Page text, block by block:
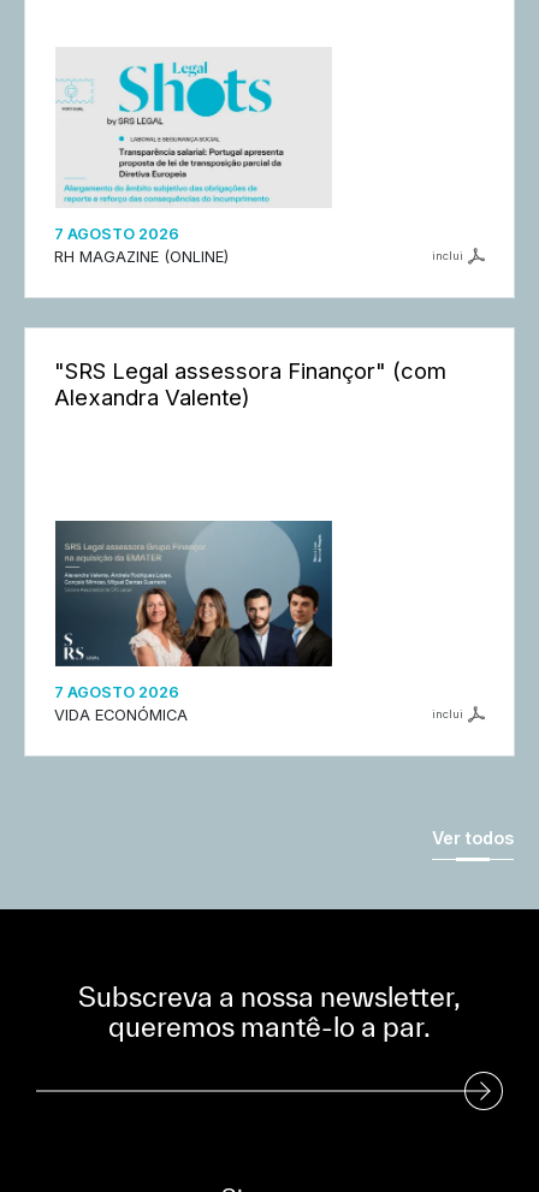
7 AGOSTO 2026
RH MAGAZINE (ONLINE)
inclui
"SRS Legal assessora Finançor" (com
Alexandra Valente)
7 AGOSTO 2026
VIDA ECONÓMICA
inclui
Ver todos
Subscreva a nossa newsletter,
queremos mantê-lo a par.
Subscreva a nossa Newsletter